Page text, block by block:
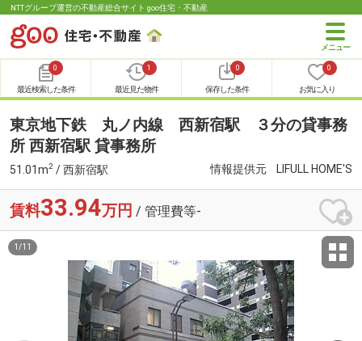
NTTグループ運営の不動産総合サイト goo住宅・不動産
0
最近検索した条件
1
最近見た物件
0
保存した条件
0
お気に入り
東京地下鉄 丸ノ内線 西新宿駅 ３分の貸事務
所 西新宿駅 貸事務所
51.01m2 / 西新宿駅 情報提供元 LIFULL HOME'S
賃料33.94万円 / 管理費等-
1 /11